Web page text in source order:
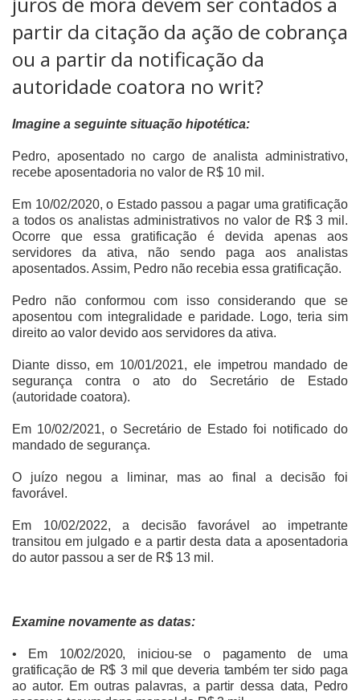
partir da citação da ação de cobrança
ou a partir da notificação da
autoridade coatora no writ?
Imagine a seguinte situação hipotética:
Pedro, aposentado no cargo de analista administrativo,
recebe aposentadoria no valor de R$ 10 mil.
Em 10/02/2020, o Estado passou a pagar uma gratificação
a todos os analistas administrativos no valor de R$ 3 mil.
Ocorre que essa gratificação é devida apenas aos
servidores da ativa, não sendo paga aos analistas
aposentados. Assim, Pedro não recebia essa gratificação.
Pedro não conformou com isso considerando que se
aposentou com integralidade e paridade. Logo, teria sim
direito ao valor devido aos servidores da ativa.
Diante disso, em 10/01/2021, ele impetrou mandado de
segurança contra o ato do Secretário de Estado
(autoridade coatora).
Em 10/02/2021, o Secretário de Estado foi notificado do
mandado de segurança.
O juízo negou a liminar, mas ao final a decisão foi
favorável.
Em 10/02/2022, a decisão favorável ao impetrante
transitou em julgado e a partir desta data a aposentadoria
do autor passou a ser de R$ 13 mil.
Examine novamente as datas:
• Em 10/02/2020, iniciou-se o pagamento de uma
gratificação de R$ 3 mil que deveria também ter sido paga
ao autor. Em outras palavras, a partir dessa data, Pedro